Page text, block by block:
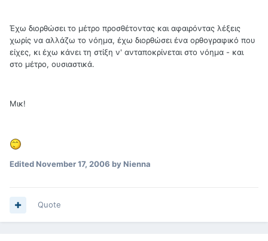
Έχω διορθώσει το μέτρο προσθέτοντας και αφαιρόντας λέξεις
χωρίς να αλλάζω το νόημα, έχω διορθώσει ένα ορθογραφικό που
είχες, κι έχω κάνει τη στίξη ν' ανταποκρίνεται στο νόημα - και
στο μέτρο, ουσιαστικά.
Μικ!
EditedNovember 17, 2006 by Nienna
Quote